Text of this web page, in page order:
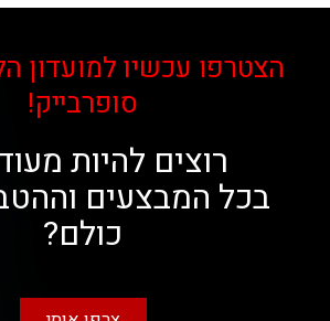
הצטרפו עכשיו למועדון
סופרבייק!
רוצים להיות
בכל המבצעים
כולם?